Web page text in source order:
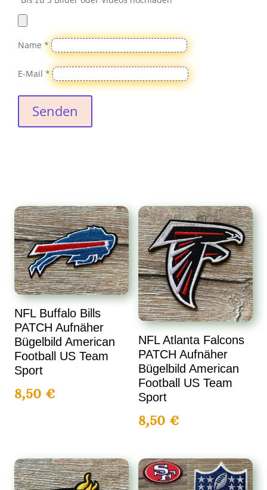
Name*
E-Mail*
Senden
NFL Buffalo Bills
PATCH Aufnäher
Bügelbild American
Football US Team
Sport
8,50€
NFL Atlanta Falcons
PATCH Aufnäher
Bügelbild American
Football US Team
Sport
8,50 €